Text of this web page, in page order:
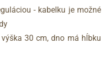
- kabelku je možné
30 cm, dno má hĺbku